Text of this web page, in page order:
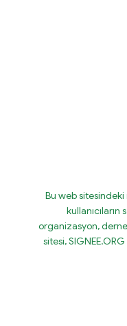
Bu web
organizasyon,
sitesi,